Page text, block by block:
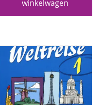
winkelwagen